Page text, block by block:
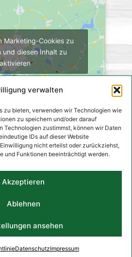
verwalten
zu bieten, verwenden wir Technologien wie
zu speichern und/oder darauf
Technologien zustimmst, können wir Daten
IDs auf dieser Website
nicht erteilst oder zurückziehst,
und Funktionen beeinträchtigt werden.
Akzeptieren
Ablehnen
ansehen
DatenschutzImpressum
Marketing-Cookies zu
und diesen Inhalt zu
Impressum
Datenschutz
Hoffmann HoffmannHaus